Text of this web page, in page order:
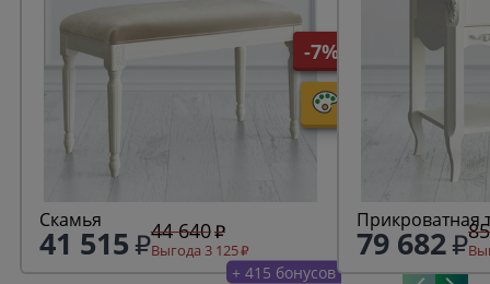
-7%
Скамья
41 515 44 640
Выгода 3 125
+ 415 бонусов
Прикроватная
79 682